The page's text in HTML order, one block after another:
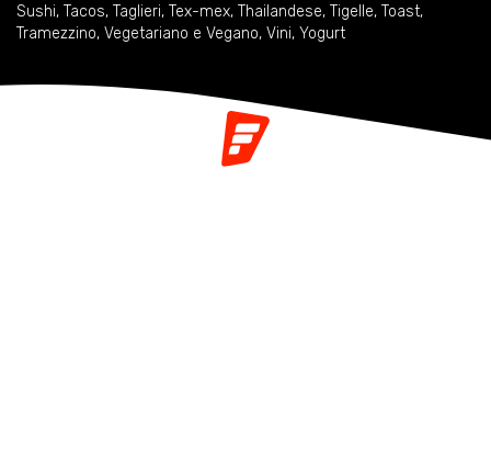
Sushi, Tacos, Taglieri, Tex-mex, Thailandese, Tigelle, Toast,
Tramezzino, Vegetariano e Vegano, Vini, Yogurt